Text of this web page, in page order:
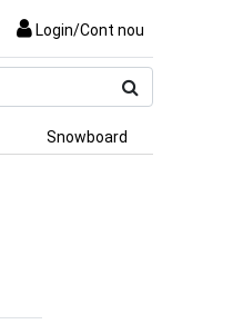
Login/Cont nou
produs
Snowboard